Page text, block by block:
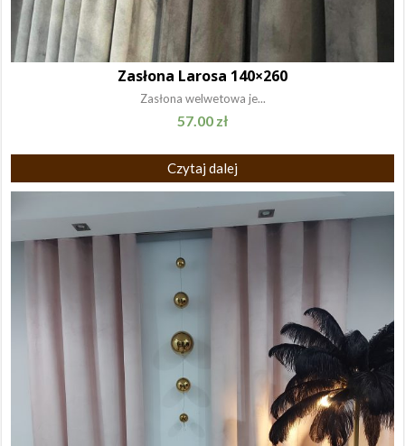
Zasłona Larosa 140×260
Zasłona welwetowa je...
57.00 zł
Czytaj dalej